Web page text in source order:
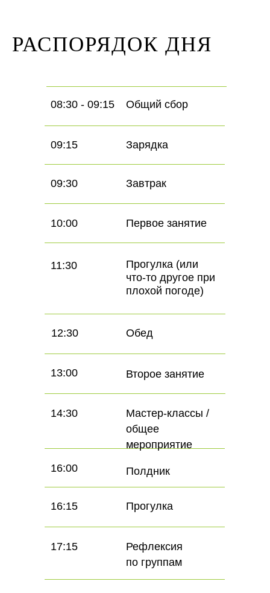
РАСПОРЯДОК ДНЯ
17:15
Рефлексия
по группам
16:15 Прогулка
16:00 Полдник
14:30
Мастер-классы /
общее
мероприятие
08:30 - 09:15 Общий сбор
11:30
Прогулка (или
что-то другое при
плохой погоде)
13:00 Второе занятие
12:30 Обед
10:00 Первое занятие
09:30 Завтрак
09:15 Зарядка